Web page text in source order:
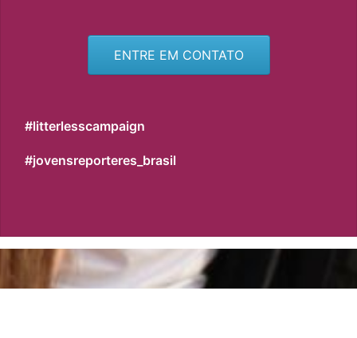
ENTRE EM CONTATO
#litterlesscampaign
#jovensreporteres_brasil